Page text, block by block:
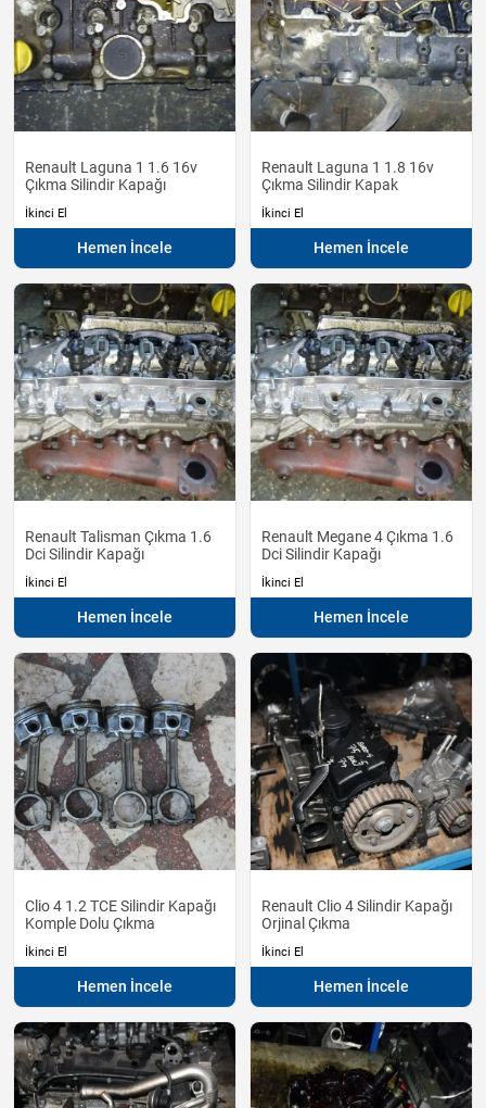
Renault Laguna 1 1.6 16v
Çıkma Silindir Kapağı
İkinci El
Hemen İncele
Renault Laguna 1 1.8 16v
Çıkma Silindir Kapak
İkinci El
Hemen İncele
Renault Talisman Çıkma 1.6
Dci Silindir Kapağı
İkinci El
Hemen İncele
Renault Megane 4 Çıkma 1.6
Dci Silindir Kapağı
İkinci El
Hemen İncele
Clio 4 1.2 TCE Silindir Kapağı
Komple Dolu Çıkma
İkinci El
Hemen İncele
Renault Clio 4 Silindir Kapağı
Orjinal Çıkma
İkinci El
Hemen İncele